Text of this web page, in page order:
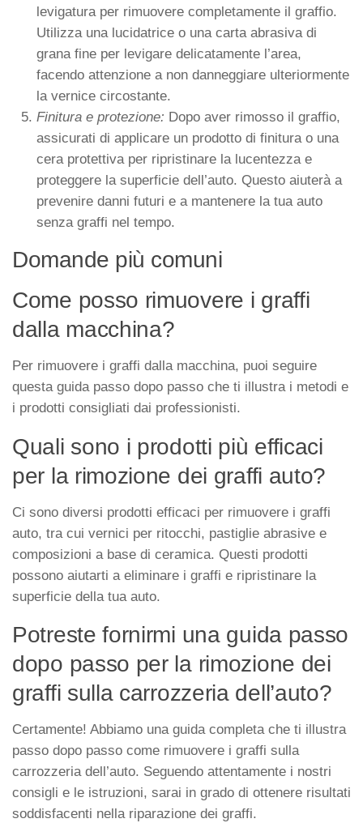
levigatura per rimuovere completamente il graffio.
Utilizza una lucidatrice o una carta abrasiva di
grana fine per levigare delicatamente l’area,
facendo attenzione a non danneggiare ulteriormente
la vernice circostante.
Finitura e protezione: Dopo aver rimosso il graffio,
assicurati di applicare un prodotto di finitura o una
cera protettiva per ripristinare la lucentezza e
proteggere la superficie dell’auto. Questo aiuterà a
prevenire danni futuri e a mantenere la tua auto
senza graffi nel tempo.
Domande più comuni
Come posso rimuovere i graffi
dalla macchina?
Per rimuovere i graffi dalla macchina, puoi seguire
questa guida passo dopo passo che ti illustra i metodi e
i prodotti consigliati dai professionisti.
Quali sono i prodotti più efficaci
per la rimozione dei graffi auto?
Ci sono diversi prodotti efficaci per rimuovere i graffi
auto, tra cui vernici per ritocchi, pastiglie abrasive e
composizioni a base di ceramica. Questi prodotti
possono aiutarti a eliminare i graffi e ripristinare la
superficie della tua auto.
Potreste fornirmi una guida passo
dopo passo per la rimozione dei
graffi sulla carrozzeria dell’auto?
Certamente! Abbiamo una guida completa che ti illustra
passo dopo passo come rimuovere i graffi sulla
carrozzeria dell’auto. Seguendo attentamente i nostri
consigli e le istruzioni, sarai in grado di ottenere risultati
soddisfacenti nella riparazione dei graffi.